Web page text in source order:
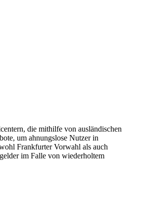
die mithilfe von ausländischen
um ahnungslose Nutzer in
Frankfurter Vorwahl als auch
im Falle von wiederholtem